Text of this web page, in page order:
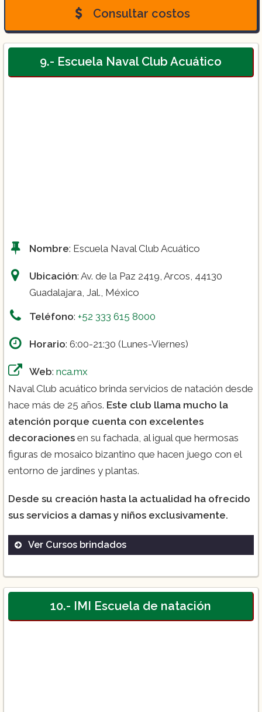
Clases grupales ($1,000):
Clases particulares para niños de 2 años
Consultar costos
9.- Escuela Naval Club Acuático
Nombre: Escuela Naval Club Acuático
Ubicación: Av. de la Paz 2419, Arcos, 44130
Guadalajara, Jal., México
Teléfono: +52 333 615 8000
Horario: 6:00-21:30 (Lunes-Viernes)
Web: nca.mx
Naval Club acuático brinda servicios de natación desde
hace más de 25 años. Este club llama mucho la
atención porque cuenta con excelentes
decoraciones en su fachada, al igual que hermosas
figuras de mosaico bizantino que hacen juego con el
entorno de jardines y plantas.
Desde su creación hasta la actualidad ha ofrecido
sus servicios a damas y niños exclusivamente.
Ver Cursos brindados
Curso (eventos):
10.- IMI Escuela de natación